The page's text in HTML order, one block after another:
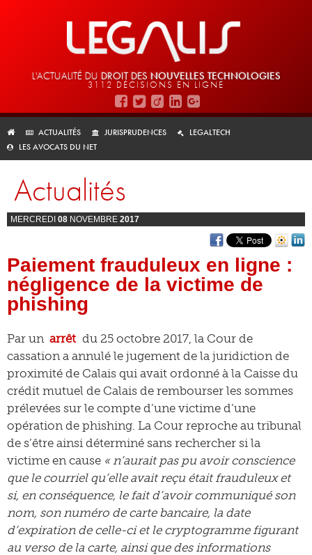
L'ACTUALITÉ DU DROIT DES NOUVELLES TECHNOLOGIES
3112 DÉCISIONS EN LIGNE
ACTUALITÉS JURISPRUDENCES
LEGALTECH
LES AVOCATS DU NET
Actualités
MERCREDI 08 NOVEMBRE 2017
Paiement frauduleux en ligne :
négligence de la victime de
phishing
Par un arrêt du 25 octobre 2017, la Cour de
cassation a annulé le jugement de la juridiction de
proximité de Calais qui avait ordonné à la Caisse du
crédit mutuel de Calais de rembourser les sommes
prélevées sur le compte d’une victime d’une
opération de phishing. La Cour reproche au tribunal
de s’être ainsi déterminé sans rechercher si la
victime en cause « n’aurait pas pu avoir conscience
que le courriel qu’elle avait reçu était frauduleux et
si, en conséquence, le fait d’avoir communiqué son
nom, son numéro de carte bancaire, la date
d’expiration de celle-ci et le cryptogramme figurant
au verso de la carte, ainsi que des informations